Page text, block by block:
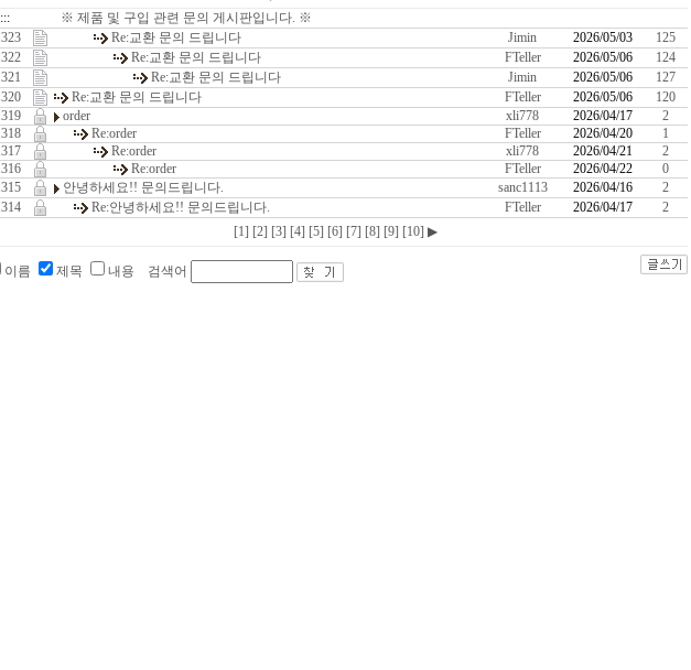
:::
※ 제품 및 구입 관련 문의 게시판입니다. ※
Re:교환 문의 드립니다 Jimin 2026/05/03
125
Re:교환 문의 드립니다 FTeller 2026/05/06
124
Re:교환 문의 드립니다 Jimin 2026/05/06
127
Re:교환 문의 드립니다 FTeller 2026/05/06
120
order xli778 2026/04/17
2
Re:order FTeller 2026/04/20
1
Re:order xli778 2026/04/21
2
Re:order FTeller 2026/04/22
0
안녕하세요!! 문의드립니다. sanc1113 2026/04/16
2
Re:안녕하세요!! 문의드립니다. FTeller 2026/04/17
2
[1] [2] [3] [4] [5] [6] [7] [8] [9] [10] ▶
이름 제목 내용 검색어